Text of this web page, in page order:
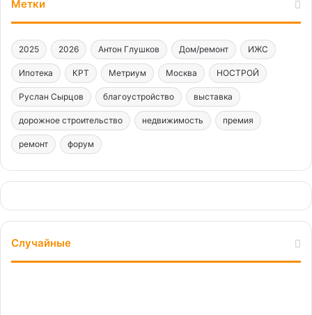
Метки
2025 2026 Антон Глушков Дом/ремонт ИЖС
Ипотека КРТ Метриум Москва НОСТРОЙ
Руслан Сырцов благоустройство выставка
дорожное строительство недвижимость премия
ремонт форум
Случайные